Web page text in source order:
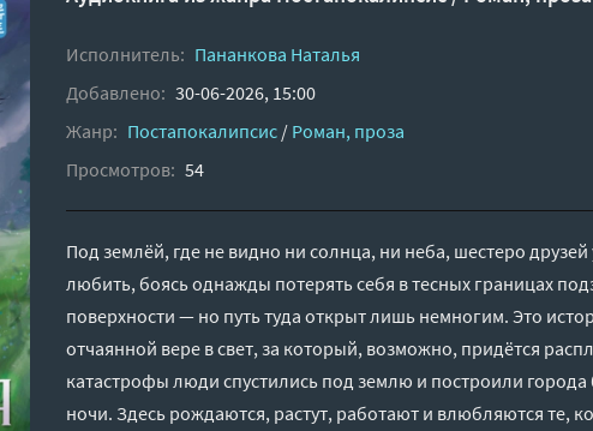
Исполнитель: Пананкова Наталья
Добавлено: 30-06-2026, 15:00
Жанр: Постапокалипсис / Роман, проза
Просмотров: 54
Под землёй, где не видно ни солнца, ни неба, шестеро друзей
любить, боясь однажды потерять себя в тесных границах
поверхности — но путь туда открыт лишь немногим. Это
отчаянной вере в свет, за который, возможно, придётся
катастрофы люди спустились под землю и построили города
ночи. Здесь рождаются, растут, работают и влюбляются те,